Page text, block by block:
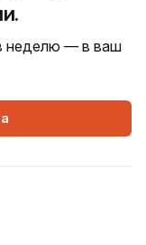
неделю — в ваш